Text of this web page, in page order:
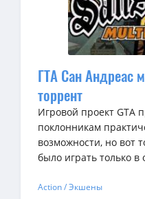
ГТА Сан Андреас
торрент
Игровой проект GTA
поклонникам
возможности, но вот
было играть только в
Action / Экшены